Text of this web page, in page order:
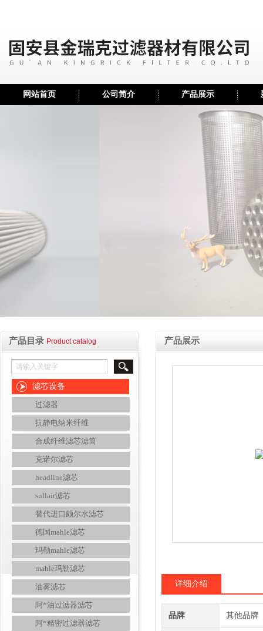
网站首页 公司简介 产品展示
产品目录 Product catalog
滤芯设备
过滤器
抗静电纳米纤维
合成纤维滤芯滤筒
克诺尔滤芯
headline滤芯
sullair滤芯
替代进口颇尔水滤芯
德国mahle滤芯
玛勒mahle滤芯
mahle玛勒滤芯
油雾滤芯
阿*油过滤器滤芯
阿*精密过滤器滤芯
产品展示
详细介绍
品牌 其他品牌